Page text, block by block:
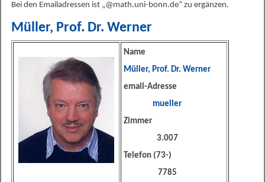
Bei den Emailadressen ist „@math.uni-bonn.de“ zu ergänzen.
Müller, Prof. Dr. Werner
Name
Müller, Prof. Dr. Werner
email-Adresse
mueller
Zimmer
3.007
Telefon (73-)
7785